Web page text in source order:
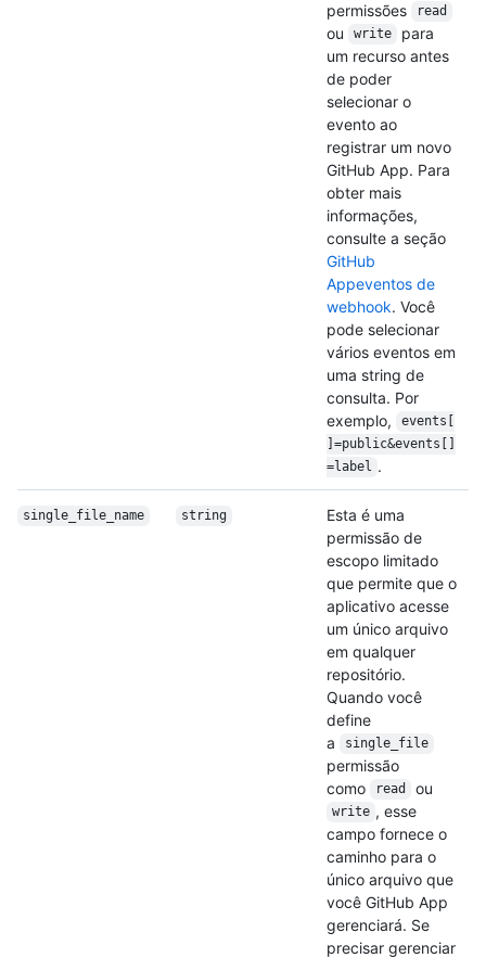
permissões read
ou write
para
um recurso antes
de poder
selecionar o
evento ao
registrar um novo
GitHub App. Para
obter mais
informações,
consulte a seção
GitHub
Appeventos de
webhook. Você
pode selecionar
vários eventos em
uma string de
consulta. Por
exemplo,
events[
]=public&events[]
=label .
single_file_name string
Esta é uma
permissão de
escopo limitado
que permite que o
aplicativo acesse
um único arquivo
em qualquer
repositório.
Quando você
define
a
single_file
permissão
como
read ou
write , esse
campo fornece o
caminho para o
único arquivo que
você GitHub App
gerenciará. Se
precisar gerenciar